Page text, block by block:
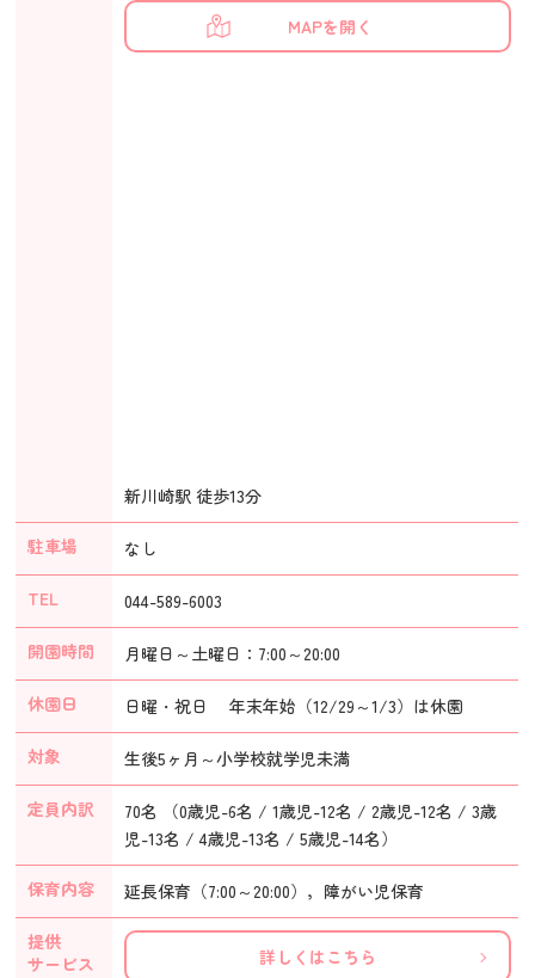
MAPを開く
新川崎駅 徒歩13分
駐車場 なし
TEL 044-589-6003
開園時間 月曜日～土曜日：7:00～20:00
休園日 日曜・祝日 年末年始（12/29～1/3）は休園
対象 生後5ヶ月～小学校就学児未満
定員内訳
70名 （0歳児-6名 / 1歳児-12名 / 2歳児-12名 / 3歳
児-13名 / 4歳児-13名 / 5歳児-14名）
保育内容 延長保育（7:00～20:00），障がい児保育
提供
サービス
詳しくはこちら